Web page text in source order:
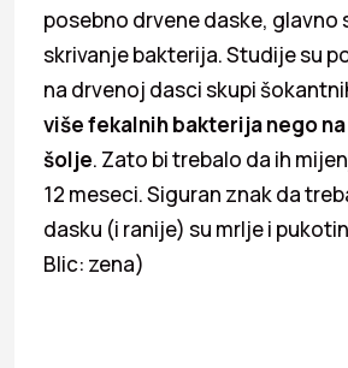
posebno drvene daske, glavno
skrivanje bakterija. Studije su
na drvenoj dasci skupi
više fekalnih bakterija nego
šolje. Zato bi trebalo da ih
12 meseci. Siguran znak da
dasku (i ranije) su mrlje i
Blic: zena)